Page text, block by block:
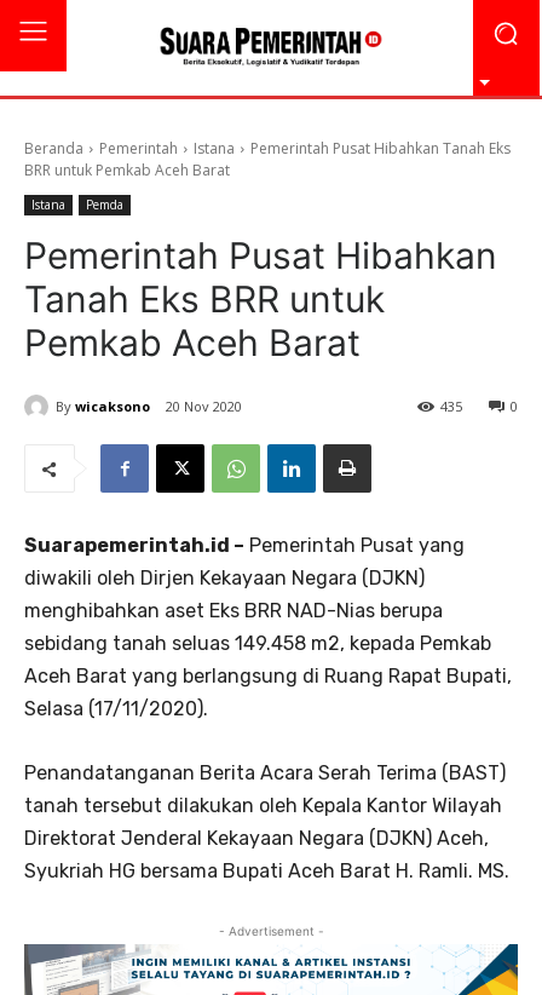
Beranda Pemerintah Istana
Pemerintah Pusat Hibahkan Tanah Eks
BRR untuk Pemkab Aceh Barat
Istana Pemda
Pemerintah Pusat Hibahkan
Tanah Eks BRR untuk
Pemkab Aceh Barat
By wicaksono 20 Nov 2020 0
435
Suarapemerintah.id – Pemerintah Pusat yang
diwakili oleh Dirjen Kekayaan Negara (DJKN)
menghibahkan aset Eks BRR NAD-Nias berupa
sebidang tanah seluas 149.458 m2, kepada Pemkab
Aceh Barat yang berlangsung di Ruang Rapat Bupati,
Selasa (17/11/2020).
Penandatanganan Berita Acara Serah Terima (BAST)
tanah tersebut dilakukan oleh Kepala Kantor Wilayah
Direktorat Jenderal Kekayaan Negara (DJKN) Aceh,
Syukriah HG bersama Bupati Aceh Barat H. Ramli. MS.
- Advertisement -